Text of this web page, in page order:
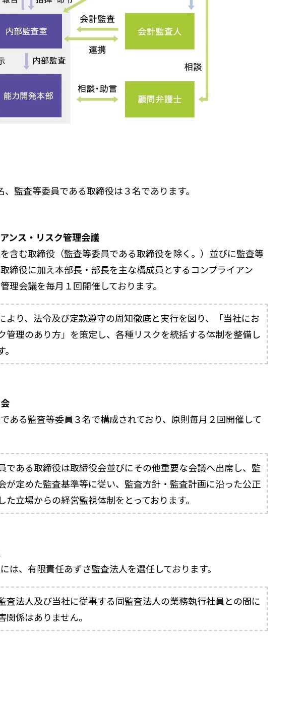
監査等委員である取締役は３名であります。
ンス・リスク管理会議
含む取締役（監査等委員である取締役を除く。）並びに監査等
締役に加え本部長・部長を主な構成員とするコンプライアン
理会議を毎月１回開催しております。
より、法令及び定款遵守の周知徹底と実行を図り、「当社にお
管理のあり方」を策定し、各種リスクを統括する体制を整備し
ある監査等委員３名で構成されており、原則毎月２回開催して
である取締役は取締役会並びにその他重要な会議へ出席し、監
が定めた監査基準等に従い、監査方針・監査計画に沿った公正
た立場からの経営監視体制をとっております。
は、有限責任あずさ監査法人を選任しております。
査法人及び当社に従事する同監査法人の業務執行社員との間に
関係はありません。